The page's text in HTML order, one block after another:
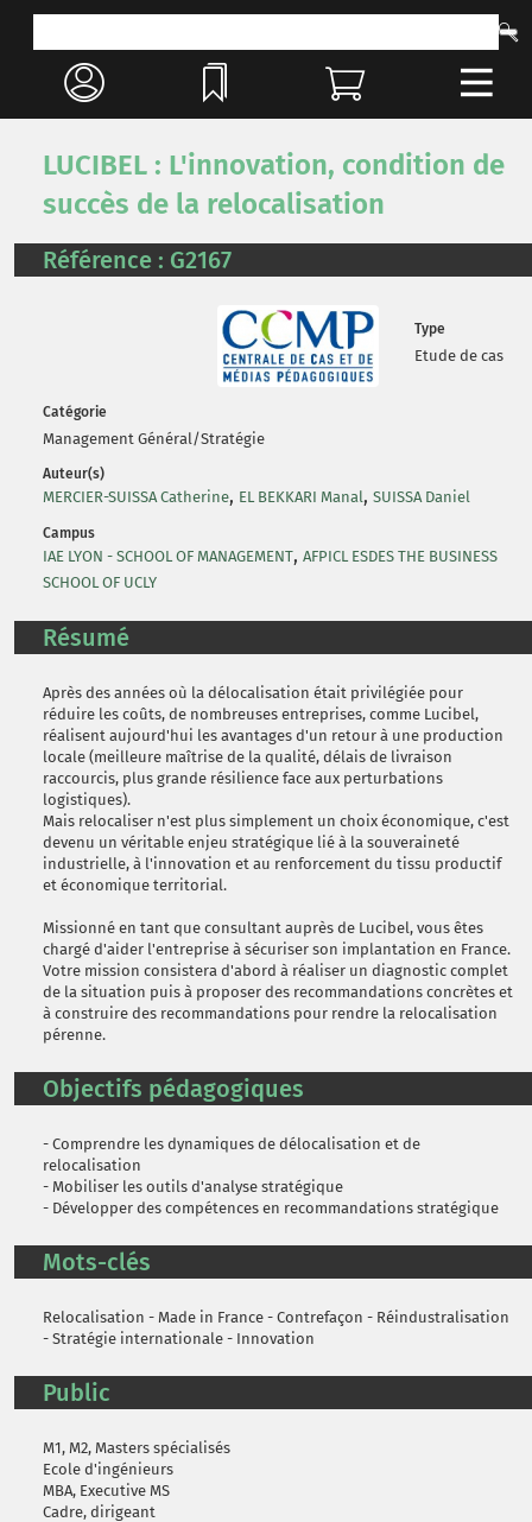
LUCIBEL : L'innovation, condition de
succès de la relocalisation
Référence : G2167
Type
Etude de cas
Catégorie
Management Général/Stratégie
Auteur(s)
MERCIER-SUISSA Catherine, EL BEKKARI Manal, SUISSA Daniel
Campus
IAE LYON - SCHOOL OF MANAGEMENT, AFPICL ESDES THE BUSINESS
SCHOOL OF UCLY
Résumé
Après des années où la délocalisation était privilégiée pour
réduire les coûts, de nombreuses entreprises, comme Lucibel,
réalisent aujourd'hui les avantages d'un retour à une production
locale (meilleure maîtrise de la qualité, délais de livraison
raccourcis, plus grande résilience face aux perturbations
logistiques).
Mais relocaliser n'est plus simplement un choix économique, c'est
devenu un véritable enjeu stratégique lié à la souveraineté
industrielle, à l'innovation et au renforcement du tissu productif
et économique territorial.
Missionné en tant que consultant auprès de Lucibel, vous êtes
chargé d'aider l'entreprise à sécuriser son implantation en France.
Votre mission consistera d'abord à réaliser un diagnostic complet
de la situation puis à proposer des recommandations concrètes et
à construire des recommandations pour rendre la relocalisation
pérenne.
Objectifs pédagogiques
- Comprendre les dynamiques de délocalisation et de
relocalisation
- Mobiliser les outils d'analyse stratégique
- Développer des compétences en recommandations stratégique
Mots-clés
Relocalisation - Made in France - Contrefaçon - Réindustralisation
- Stratégie internationale - Innovation
Public
M1, M2, Masters spécialisés
Ecole d'ingénieurs
MBA, Executive MS
Cadre, dirigeant